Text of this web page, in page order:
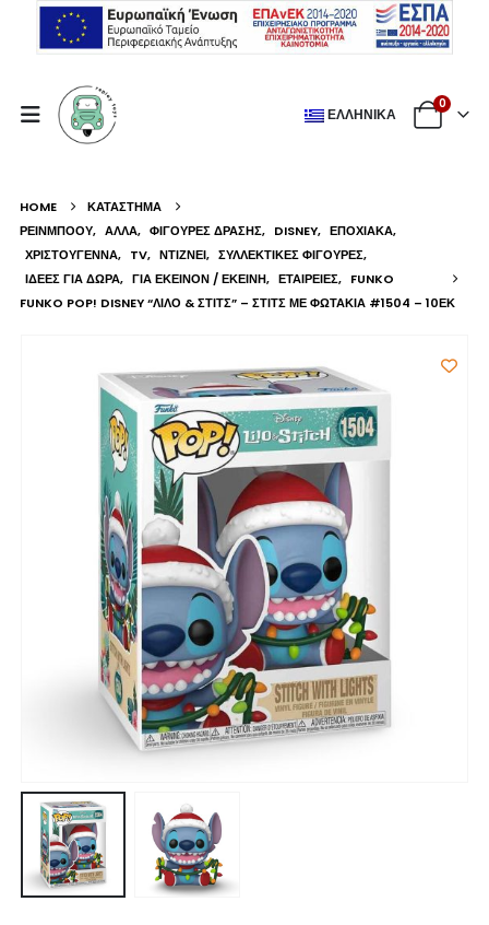
ΕΛΛΗΝΙΚΆ
0
HOME
ΚΑΤΆΣΤΗΜΑ
ΡΕΙΝΜΠΟΟΥ, ΆΛΛΑ, ΦΙΓΟΎΡΕΣ ΔΡΆΣΗΣ, DISNEY, ΕΠΟΧΙΑΚΆ,
ΧΡΙΣΤΟΎΓΕΝΝΑ, TV, ΝΤΙΖΝΕΙ, ΣΥΛΛΕΚΤΙΚΈΣ ΦΙΓΟΎΡΕΣ,
ΙΔΈΕΣ ΓΙΑ ΔΏΡΑ, ΓΙΑ ΕΚΕΊΝΟΝ / ΕΚΕΊΝΗ, ΕΤΑΙΡΕΊΕΣ, FUNKO
FUNKO POP! DISNEY “ΛΊΛΟ & ΣΤΙΤΣ” – ΣΤΙΤΣ ΜΕ ΦΩΤΆΚΙΑ #1504 – 10ΕΚ